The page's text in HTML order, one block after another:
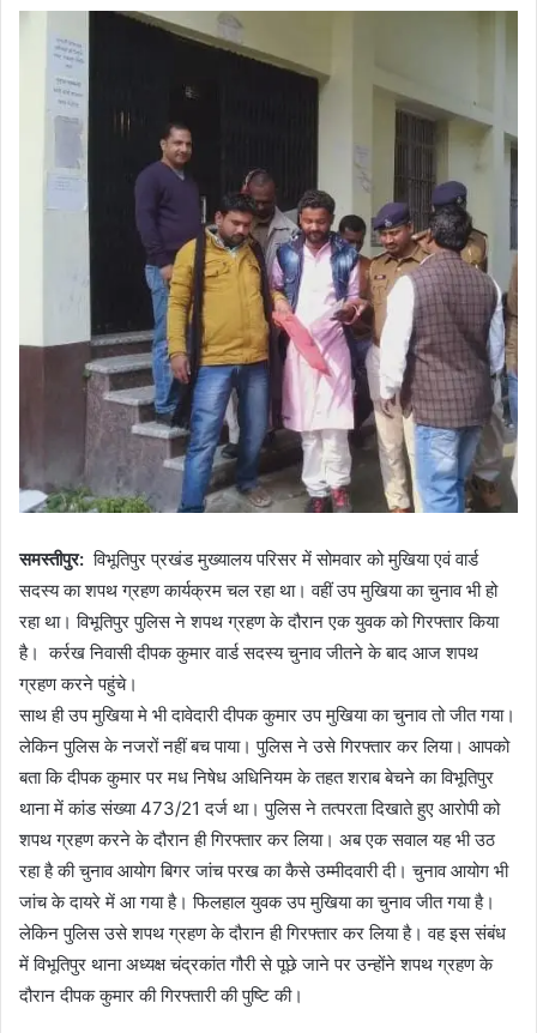
समस्तीपुर: विभूतिपुर प्रखंड मुख्यालय परिसर में सोमवार को मुखिया एवं वार्ड
सदस्य का शपथ ग्रहण कार्यक्रम चल रहा था। वहीं उप मुखिया का चुनाव भी हो
रहा था। विभूतिपुर पुलिस ने शपथ ग्रहण के दौरान एक युवक को गिरफ्तार किया
है। कर्रख निवासी दीपक कुमार वार्ड सदस्य चुनाव जीतने के बाद आज शपथ
ग्रहण करने पहुंचे।
साथ ही उप मुखिया मे भी दावेदारी दीपक कुमार उप मुखिया का चुनाव तो जीत गया।
लेकिन पुलिस के नजरों नहीं बच पाया। पुलिस ने उसे गिरफ्तार कर लिया। आपको
बता कि दीपक कुमार पर मध निषेध अधिनियम के तहत शराब बेचने का विभूतिपुर
थाना में कांड संख्या 473/21 दर्ज था। पुलिस ने तत्परता दिखाते हुए आरोपी को
शपथ ग्रहण करने के दौरान ही गिरफ्तार कर लिया। अब एक सवाल यह भी उठ
रहा है की चुनाव आयोग बिगर जांच परख का कैसे उम्मीदवारी दी। चुनाव आयोग भी
जांच के दायरे में आ गया है। फिलहाल युवक उप मुखिया का चुनाव जीत गया है।
लेकिन पुलिस उसे शपथ ग्रहण के दौरान ही गिरफ्तार कर लिया है। वह इस संबंध
में विभूतिपुर थाना अध्यक्ष चंद्रकांत गौरी से पूछे जाने पर उन्होंने शपथ ग्रहण के
दौरान दीपक कुमार की गिरफ्तारी की पुष्टि की।